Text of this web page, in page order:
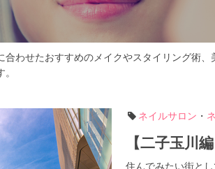
合わせたおすすめのメイクやスタイリング術
ネイルサロン ・
【二子玉川
住んでみたい街と